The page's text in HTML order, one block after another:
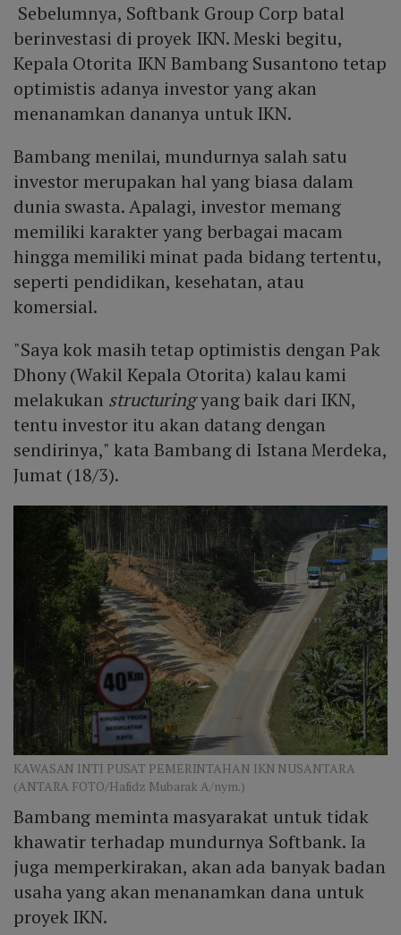
Sebelumnya, Softbank Group Corp batal
berinvestasi di proyek IKN. Meski begitu,
Kepala Otorita IKN Bambang Susantono tetap
optimistis adanya investor yang akan
menanamkan dananya untuk IKN.
Bambang menilai, mundurnya salah satu
investor merupakan hal yang biasa dalam
dunia swasta. Apalagi, investor memang
memiliki karakter yang berbagai macam
hingga memiliki minat pada bidang tertentu,
seperti pendidikan, kesehatan, atau
komersial.
"Saya kok masih tetap optimistis dengan Pak
Dhony (Wakil Kepala Otorita) kalau kami
melakukan structuringyang baik dari IKN,
tentu investor itu akan datang dengan
sendirinya," kata Bambang di Istana Merdeka,
Jumat (18/3).
KAWASAN INTI PUSAT PEMERINTAHAN IKN NUSANTARA
(ANTARA FOTO/Hafidz Mubarak A/nym.)
Bambang meminta masyarakat untuk tidak
khawatir terhadap mundurnya Softbank. Ia
juga memperkirakan, akan ada banyak badan
usaha yang akan menanamkan dana untuk
proyek IKN.